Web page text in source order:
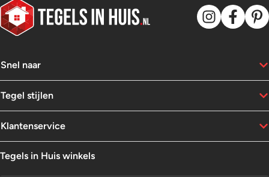
Snel naar
Tegel stijlen
Klantenservice
Tegels in Huis winkels